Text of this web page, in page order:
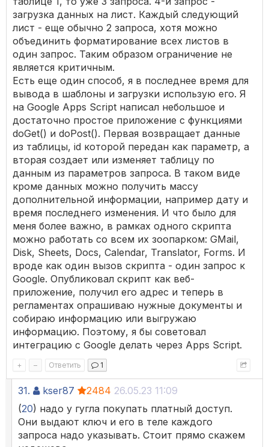
загрузка данных на лист. Каждый следующий
лист - еще обычно 2 запроса, хотя можно
объединить форматирование всех листов в
один запрос. Таким образом ограничение не
является критичным.
Есть еще один способ, я в последнее время для
вывода в шаблоны и загрузки использую его. Я
на Google Apps Script написал небольшое и
достаточно простое приложение с функциями
doGet() и doPost(). Первая возвращает данные
из таблицы, id которой передан как параметр, а
вторая создает или изменяет таблицу по
данным из параметров запроса. В таком виде
кроме данных можно получить массу
дополнительной информации, например дату и
время последнего изменения. И что было для
меня более важно, в рамках одного скрипта
можно работать со всем их зоопарком: GMail,
Disk, Sheets, Docs, Calendar, Translator, Forms. И
вроде как один вызов скрипта - один запрос к
Google. Опубликовал скрипт как веб-
приложение, получил его адрес и теперь в
регламентах опрашиваю нужные документы и
собираю информацию или выгружаю
информацию. Поэтому, я бы советовал
интеграцию с Google делать через Apps Script.
+ – Ответить 1
31. kser87 2484 26.05.23 11:09
(20) надо у гугла покупать платный доступ.
Они выдают ключ и его в теле каждого
запроса надо указывать. Стоит прямо скажем